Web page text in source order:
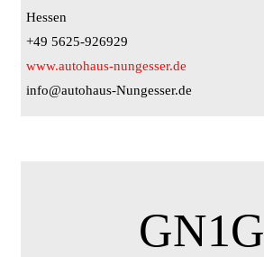
Hessen
+49 5625-926929
www.autohaus-nungesser.de
info@autohaus-Nungesser.de
GN1G